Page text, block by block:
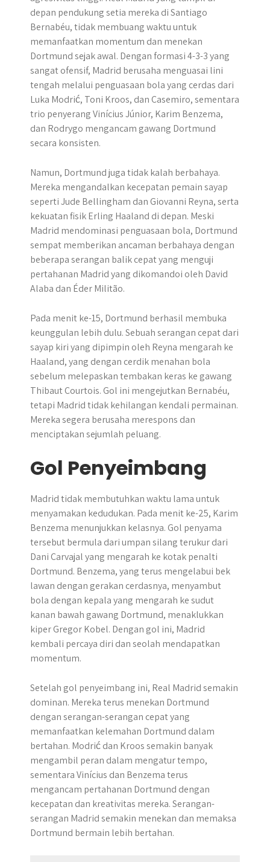
depan pendukung setia mereka di Santiago
Bernabéu, tidak membuang waktu untuk
memanfaatkan momentum dan menekan
Dortmund sejak awal. Dengan formasi 4-3-3 yang
sangat ofensif, Madrid berusaha menguasai lini
tengah melalui penguasaan bola yang cerdas dari
Luka Modrić, Toni Kroos, dan Casemiro, sementara
trio penyerang Vinícius Júnior, Karim Benzema,
dan Rodrygo mengancam gawang Dortmund
secara konsisten.
Namun, Dortmund juga tidak kalah berbahaya.
Mereka mengandalkan kecepatan pemain sayap
seperti Jude Bellingham dan Giovanni Reyna, serta
kekuatan fisik Erling Haaland di depan. Meski
Madrid mendominasi penguasaan bola, Dortmund
sempat memberikan ancaman berbahaya dengan
beberapa serangan balik cepat yang menguji
pertahanan Madrid yang dikomandoi oleh David
Alaba dan Éder Militão.
Pada menit ke-15, Dortmund berhasil membuka
keunggulan lebih dulu. Sebuah serangan cepat dari
sayap kiri yang dipimpin oleh Reyna mengarah ke
Haaland, yang dengan cerdik menahan bola
sebelum melepaskan tembakan keras ke gawang
Thibaut Courtois. Gol ini mengejutkan Bernabéu,
tetapi Madrid tidak kehilangan kendali permainan.
Mereka segera berusaha merespons dan
menciptakan sejumlah peluang.
Gol Penyeimbang
Madrid tidak membutuhkan waktu lama untuk
menyamakan kedudukan. Pada menit ke-25, Karim
Benzema menunjukkan kelasnya. Gol penyama
tersebut bermula dari umpan silang terukur dari
Dani Carvajal yang mengarah ke kotak penalti
Dortmund. Benzema, yang terus mengelabui bek
lawan dengan gerakan cerdasnya, menyambut
bola dengan kepala yang mengarah ke sudut
kanan bawah gawang Dortmund, menaklukkan
kiper Gregor Kobel. Dengan gol ini, Madrid
kembali percaya diri dan seolah mendapatkan
momentum.
Setelah gol penyeimbang ini, Real Madrid semakin
dominan. Mereka terus menekan Dortmund
dengan serangan-serangan cepat yang
memanfaatkan kelemahan Dortmund dalam
bertahan. Modrić dan Kroos semakin banyak
mengambil peran dalam mengatur tempo,
sementara Vinícius dan Benzema terus
mengancam pertahanan Dortmund dengan
kecepatan dan kreativitas mereka. Serangan-
serangan Madrid semakin menekan dan memaksa
Dortmund bermain lebih bertahan.